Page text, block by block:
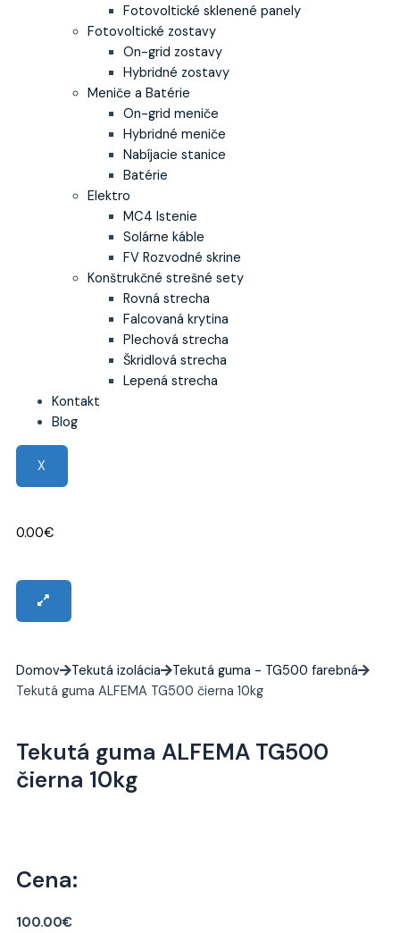
Fotovoltické sklenené panely
Fotovoltické zostavy
On-grid zostavy
Hybridné zostavy
Meniče a Batérie
On-grid meniče
Hybridné meniče
Nabíjacie stanice
Batérie
Elektro
MC4 Istenie
Solárne káble
FV Rozvodné skrine
Konštrukčné strešné sety
Rovná strecha
Falcovaná krytina
Plechová strecha
Škridlová strecha
Lepená strecha
Kontakt
Blog
X
0.00€
Domov Tekutá izolácia
Tekutá guma - TG500 farebná
Tekutá guma ALFEMA TG500 čierna 10kg
Tekutá guma ALFEMA TG500
čierna 10kg
Cena:
100.00€